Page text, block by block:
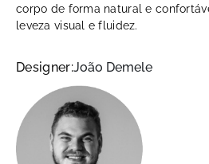
corpo de forma natural e
leveza visual e fluidez.
Designer:João Demele